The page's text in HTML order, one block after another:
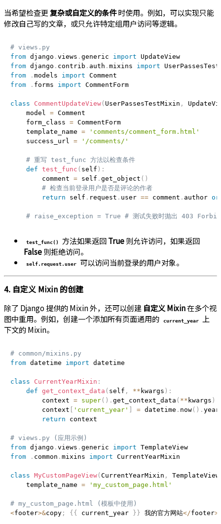
当希望检查更复杂或自定义的条件时使用。例如，可以实现只能
修改自己写的文章，或只允许特定组用户访问等逻辑。
# views.py
from django . views . generic import
UpdateView
from django . contrib . auth . mixins import
from
. models import
from
. forms import CommentForm
class CommentUpdateView( UserPassesTestMixin ,
    model
= Comment
    form_class
= CommentForm
    template_name
=
'comments/comment_form.html'
    success_url
= '/comments/'
# 重写 test_func 方法以检查条件
def test_func ( self ) :
        comment
= self . get_object ( )
# 检查当前登录用户是否是评论的作者
return self . request . user == comment . author or
# raise_exception = True # 测试失败时抛出 403
test_func() 方法如果返回True 则允许访问，如果返回
False 则拒绝访问。
self.request.user 可以访问当前登录的用户对象。
4. 自定义 Mixin 的创建
除了 Django 提供的 Mixin 外，还可以创建 自定义 Mixin在多个视
图中重用。例如，创建一个添加所有页面通用的
current_year
上
下文的 Mixin。
# common/mixins.py
from datetime import datetime
class CurrentYearMixin :
def get_context_data ( self , ** kwargs ) :
        context
= super( ) . get_context_data ( ** kwargs )
        context
'current_year' = datetime . now( ) . year
return context
# views.py (应用示例)
from django . views . generic import
TemplateView
from
. common . mixins import CurrentYearMixin
class MyCustomPageView( CurrentYearMixin , TemplateView
    template_name
= 'my_custom_page.html'
# my_custom_page.html (模板中使用)
<footer>&copy; { { current_year } } 我的官方网站</footer>